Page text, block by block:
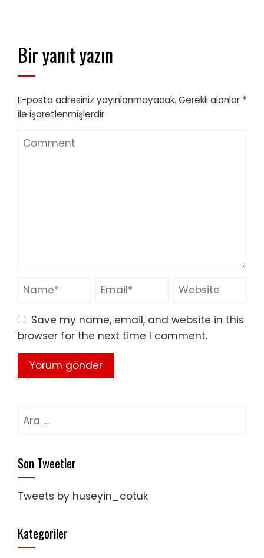
Bir yanıt yazın
E-posta adresiniz yayınlanmayacak. Gerekli alanlar *
ile işaretlenmişlerdir
Save my name, email, and website in this
browser for the next time I comment.
Arama:
Son Tweetler
Tweets by huseyin_cotuk
Kategoriler